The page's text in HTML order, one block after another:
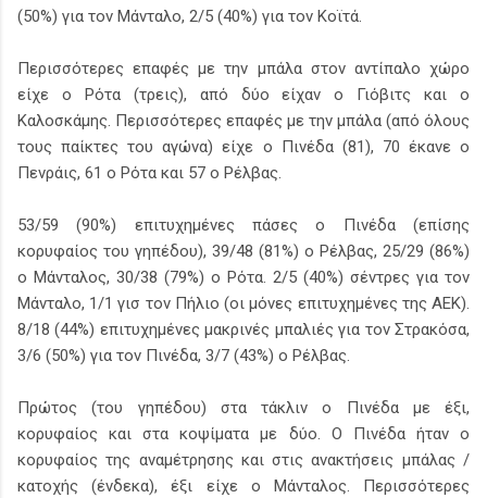
(50%) για τον Μάνταλο, 2/5 (40%) για τον Κοϊτά.
Περισσότερες επαφές με την μπάλα στον αντίπαλο χώρο
είχε ο Ρότα (τρεις), από δύο είχαν ο Γιόβιτς και ο
Καλοσκάμης. Περισσότερες επαφές με την μπάλα (από όλους
τους παίκτες του αγώνα) είχε ο Πινέδα (81), 70 έκανε ο
Πενράις, 61 ο Ρότα και 57 ο Ρέλβας.
53/59 (90%) επιτυχημένες πάσες ο Πινέδα (επίσης
κορυφαίος του γηπέδου), 39/48 (81%) ο Ρέλβας, 25/29 (86%)
ο Μάνταλος, 30/38 (79%) ο Ρότα. 2/5 (40%) σέντρες για τον
Μάνταλο, 1/1 γισ τον Πήλιο (οι μόνες επιτυχημένες της ΑΕΚ).
8/18 (44%) επιτυχημένες μακρινές μπαλιές για τον Στρακόσα,
3/6 (50%) για τον Πινέδα, 3/7 (43%) ο Ρέλβας.
Πρώτος (του γηπέδου) στα τάκλιν ο Πινέδα με έξι,
κορυφαίος και στα κοψίματα με δύο. Ο Πινέδα ήταν ο
κορυφαίος της αναμέτρησης και στις ανακτήσεις μπάλας /
κατοχής (ένδεκα), έξι είχε ο Μάνταλος. Περισσότερες